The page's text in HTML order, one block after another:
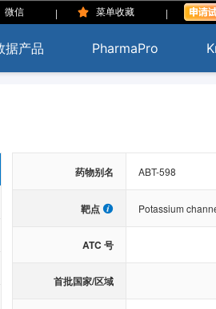
微信 | 菜单收藏 |
据产品 PharmaPro
药物别名 ABT-598
靶点 Potassium
ATC 号
首批国家/区域